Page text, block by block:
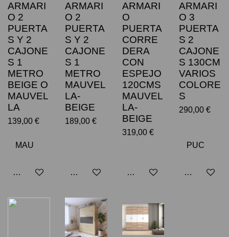
ARMARI
O 2
PUERTA
S Y 2
CAJONE
S 1
METRO
BEIGE O
MAUVEL
LA
139,00 €
Avisarme cuando esté disponible
ARMARI
O 2
PUERTA
S Y 2
CAJONE
S 1
METRO
MAUVEL
LA-
BEIGE
189,00 €
Avisarme cuando esté disponible
ARMARI
O
PUERTA
CORRE
DERA
CON
ESPEJO
120CMS
MAUVEL
LA-
BEIGE
319,00 €
Avisarme cuando esté
ARMARI
O 3
PUERTA
S 2
CAJONE
S 130CM
VARIOS
COLORE
S
290,00 €
Añadir al